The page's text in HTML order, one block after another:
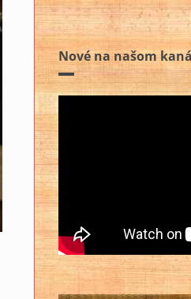
Nové na našom